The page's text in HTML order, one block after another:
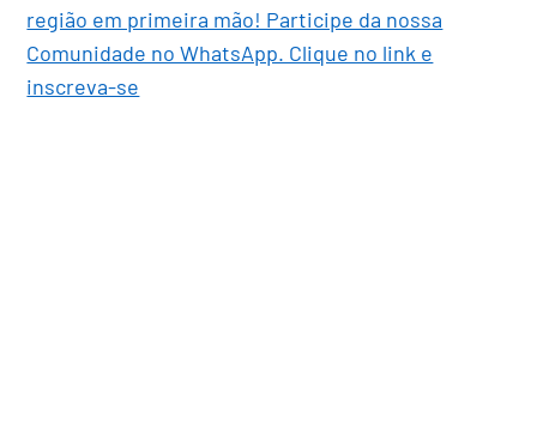
região em primeira mão! Participe da nossa
Comunidade no WhatsApp. Clique no link e
inscreva-se